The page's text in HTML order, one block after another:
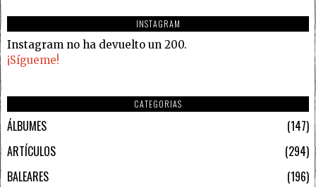
INSTAGRAM
Instagram no ha devuelto un 200.
¡Sígueme!
CATEGORIAS
ÁLBUMES
147
ARTÍCULOS
294
BALEARES
196